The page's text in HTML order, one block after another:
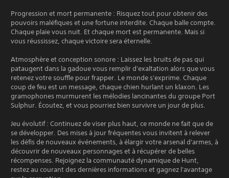
Progression et mort permanente : Risquez tout pour obtenir des
pouvoirs maléfiques et une fortune interdite. Chaque balle compte.
Chaque plaie vous nuit. Et chaque mort est permanente. Mais si
vous réussissez, chaque victoire sera éternelle.
Atmosphère et conception sonore : Laissez les bruits de pas qui
pataugent dans la gadoue vous remplir d'exaltation alors que vous
retenez votre souffle pour frapper. Le monde s'exprime. Chaque
coup de feu est un message, chaque chien hurlant un klaxon. Les
gramophones murmurent les mélodies lancinantes du groupe Port
Sulphur. Écoutez, et vous pourriez bien survivre un jour de plus.
Jeu évolutif : Continuez de viser plus haut, ce monde ne fait que de
se développer. Des mises à jour fréquentes vous invitent à relever
les défis de nouveaux événements, à élargir votre arsenal d'armes, à
découvrir de nouveaux personnages et à récupérer de belles
récompenses. Rejoignez la communauté dynamique de Hunt,
restez au courant des dernières informations et gagnez l'avantage